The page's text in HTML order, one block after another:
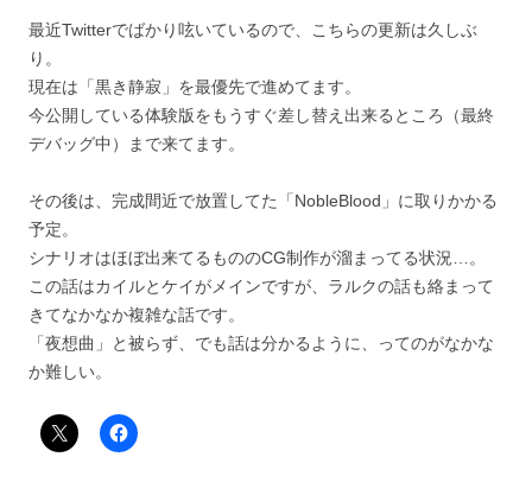
最近Twitterでばかり呟いているので、こちらの更新は久しぶ
り。
現在は「黒き静寂」を最優先で進めてます。
今公開している体験版をもうすぐ差し替え出来るところ（最終
デバッグ中）まで来てます。
その後は、完成間近で放置してた「NobleBlood」に取りかかる
予定。
シナリオはほぼ出来てるもののCG制作が溜まってる状況…。
この話はカイルとケイがメインですが、ラルクの話も絡まって
きてなかなか複雑な話です。
「夜想曲」と被らず、でも話は分かるように、ってのがなかな
か難しい。